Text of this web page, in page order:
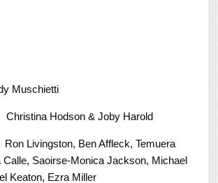
Muschietti
Christina Hodson & Joby Harold
Ron Livingston, Ben Affleck, Temuera
Calle, Saoirse-Monica Jackson, Michael
Keaton, Ezra Miller